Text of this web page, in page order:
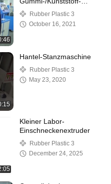
Zweiwalzenmühle,
Labormischmühle
Rubber Plastic 3
October 16, 2021
Hantel-Stanzmaschine
Rubber Plastic 3
May 23, 2020
Kleiner Labor-
Einschneckenextruder
Rubber Plastic 3
December 24, 2025